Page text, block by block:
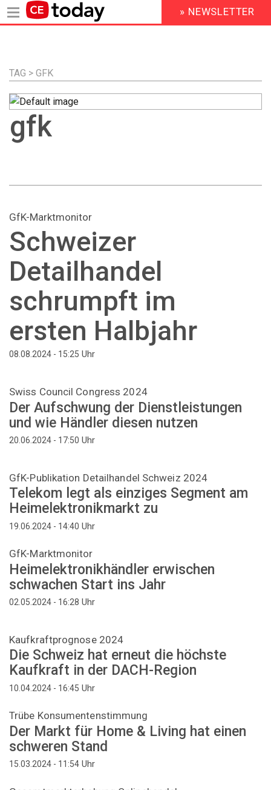
Inhalt
HEADER
MENU
» NEWSLETTER
TAG > GFK
gfk
GfK-Marktmonitor
Schweizer
Detailhandel
schrumpft im
ersten Halbjahr
08.08.2024 - 15:25 Uhr
Swiss Council Congress 2024
Der Aufschwung der Dienstleistungen
und wie Händler diesen nutzen
20.06.2024 - 17:50 Uhr
GfK-Publikation Detailhandel Schweiz 2024
Telekom legt als einziges Segment am
Heimelektronikmarkt zu
19.06.2024 - 14:40 Uhr
GfK-Marktmonitor
Heimelektronikhändler erwischen
schwachen Start ins Jahr
02.05.2024 - 16:28 Uhr
Kaufkraftprognose 2024
Die Schweiz hat erneut die höchste
Kaufkraft in der DACH-Region
10.04.2024 - 16:45 Uhr
Trübe Konsumentenstimmung
Der Markt für Home & Living hat einen
schweren Stand
15.03.2024 - 11:54 Uhr